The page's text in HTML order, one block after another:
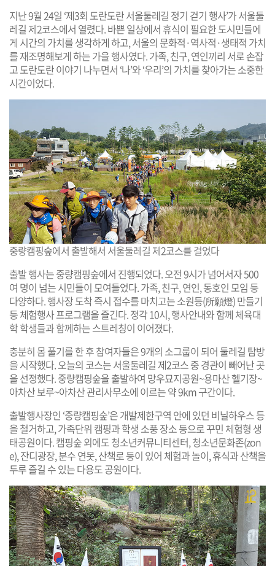
지난 9월 24일 ‘제3회 도란도란 서울둘레길 정기 걷기 행사’가 서울둘
레길 제2코스에서 열렸다. 바쁜 일상에서 휴식이 필요한 도시민들에
게 시간의 가치를 생각하게 하고, 서울의 문화적·역사적·생태적 가치
를 재조명해보게 하는 가을 행사였다. 가족, 친구, 연인끼리 서로 손잡
고 도란도란 이야기 나누면서 ‘나’와 ‘우리’의 가치를 찾아가는 소중한
시간이었다.
중량캠핑숲에서 출발해서 서울둘레길 제2코스를 걸었다
출발 행사는 중량캠핑숲에서 진행되었다. 오전 9시가 넘어서자 500
여 명이 넘는 시민들이 모여들었다. 가족, 친구, 연인, 동호인 모임 등
다양하다. 행사장 도착 즉시 접수를 마치고는 소원등(所願燈) 만들기
등 체험행사 프로그램을 즐긴다. 정각 10시, 행사안내와 함께 체육대
학 학생들과 함께하는 스트레칭이 이어졌다.
충분히 몸 풀기를 한 후 참여자들은 9개의 소그룹이 되어 둘레길 탐방
을 시작했다. 오늘의 코스는 서울둘레길 제2코스 중 경관이 빼어난 곳
을 선정했다. 중량캠핑숲을 출발하여 망우묘지공원~용마산 헬기장~
아차산 보루~아차산 관리사무소에 이르는 약 9km 구간이다.
출발행사장인 ‘중량캠핑숲’은 개발제한구역 안에 있던 비닐하우스 등
을 철거하고, 가족단위 캠핑과 학생 소풍 장소 등으로 꾸민 체험형 생
태공원이다. 캠핑숲 외에도 청소년커뮤니티센터, 청소년문화존(zon
e), 잔디광장, 분수 연못, 산책로 등이 있어 체험과 놀이, 휴식과 산책을
두루 즐길 수 있는 다용도 공원이다.